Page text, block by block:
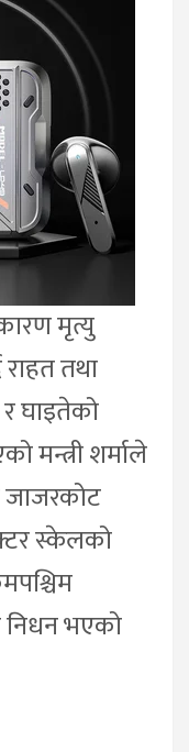
मृत्यु
राहत तथा
र घाइतेको
मन्त्री शर्माले
जाजरकोट
स्केलको
भएको